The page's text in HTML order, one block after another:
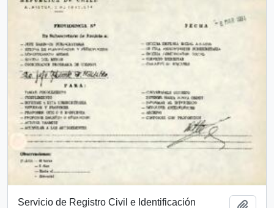
Servicio de Registro Civil e Identificación